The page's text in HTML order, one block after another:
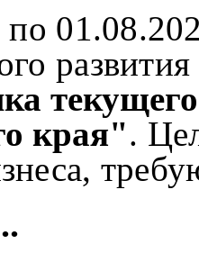
текущего
края".